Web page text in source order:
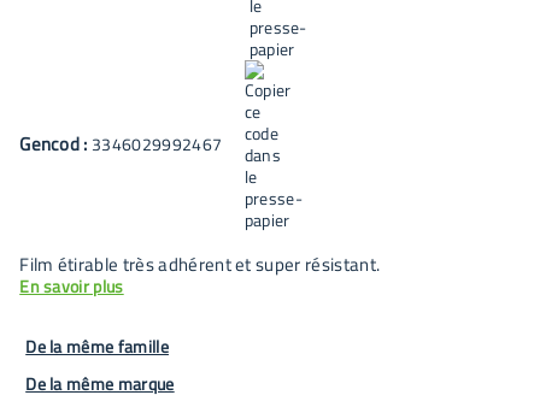
Gencod : 3346029992467
Film étirable très adhérent et super résistant.
En savoir plus
De la même famille
De la même marque